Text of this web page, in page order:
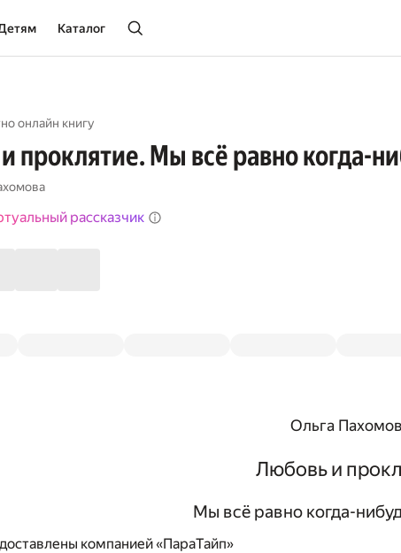
Каталог
онлайн книгу
проклятие. Мы всё равно когда-
рассказчик
Ольга
Любовь и
Мы всё равно когда-
компанией «ПараТайп»